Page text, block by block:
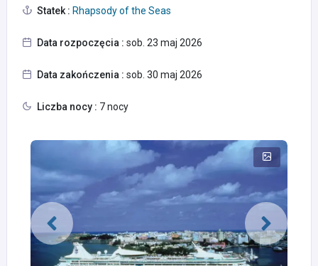
Statek : Rhapsody of the Seas
Data rozpoczęcia : sob. 23 maj 2026
Data zakończenia : sob. 30 maj 2026
Liczba nocy : 7 nocy